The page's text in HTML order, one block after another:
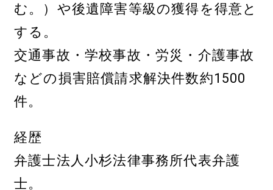
む。）や後遺障害等級の獲得を得意と
する。
交通事故・学校事故・労災・介護事故
などの損害賠償請求解決件数約1500
件。
経歴
弁護士法人小杉法律事務所代表弁護
士。